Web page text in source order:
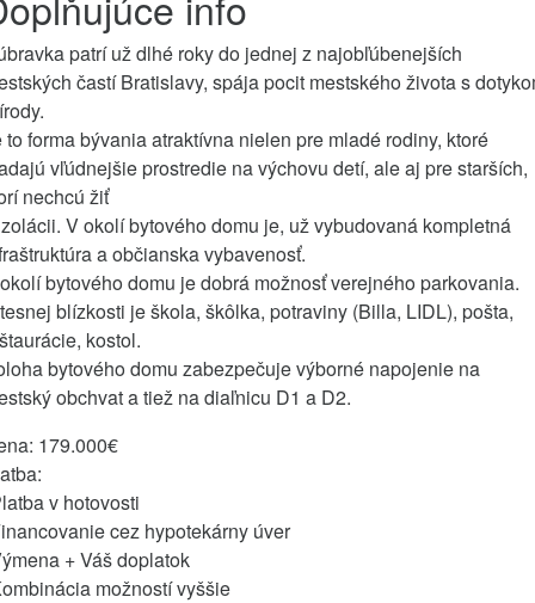
patrí už dlhé roky do jednej z najobľúbenejších
častí Bratislavy, spája pocit mestského života s
to forma bývania atraktívna nielen pre mladé rodiny, ktoré
vľúdnejšie prostredie na výchovu detí, ale aj pre starších,
nechcú žiť
V okolí bytového domu je, už vybudovaná kompletná
a občianska vybavenosť.
bytového domu je dobrá možnosť verejného parkovania.
blízkosti je škola, škôlka, potraviny (Billa, LIDL), pošta,
kostol.
bytového domu zabezpečuje výborné napojenie na
obchvat a tiež na diaľnicu D1 a D2.
179.000€
v hotovosti
cez hypotekárny úver
+ Váš doplatok
možností vyššie